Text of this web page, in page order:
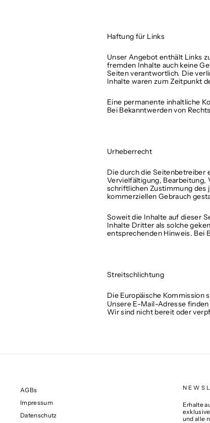
Haftung für Links
Unser Angebot enthält Links
fremden Inhalte auch keine
Seiten verantwortlich. Die
Inhalte waren zum Zeitpunkt
Eine permanente inhaltliche
Bei Bekanntwerden von
Urheberrecht
Die durch die Seitenbetreiber
Vervielfältigung, Bearbeitung,
schriftlichen Zustimmung des
kommerziellen Gebrauch
Soweit die Inhalte auf dieser
Inhalte Dritter als solche
entsprechenden Hinweis. Bei
Streitschlichtung
Die Europäische
Unsere E-Mail-Adresse
Wir sind nicht bereit oder
AGBs
Impressum
Datenschutz
Erhalte
und alle